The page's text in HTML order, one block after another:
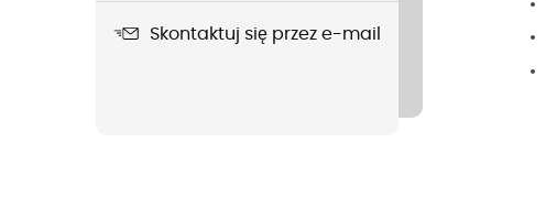
Skontaktuj się przez e-mail